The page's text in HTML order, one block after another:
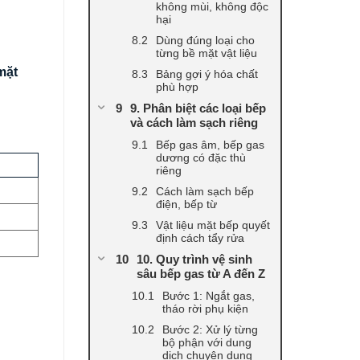
không mùi, không độc
hại
Dùng đúng loại cho
từng bề mặt vật liệu
Bảng gợi ý hóa chất
phù hợp
9. Phân biệt các loại bếp
và cách làm sạch riêng
Bếp gas âm, bếp gas
dương có đặc thù
riêng
Cách làm sạch bếp
điện, bếp từ
Vật liệu mặt bếp quyết
định cách tẩy rửa
10. Quy trình vệ sinh
sâu bếp gas từ A đến Z
Bước 1: Ngắt gas,
tháo rời phụ kiện
Bước 2: Xử lý từng
bộ phận với dung
dịch chuyên dụng